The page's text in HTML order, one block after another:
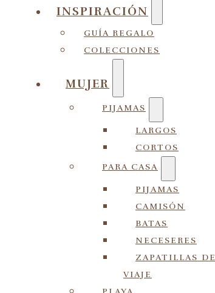
INSPIRACIÓN
GUÍA REGALO
COLECCIONES
MUJER
PIJAMAS
LARGOS
CORTOS
PARA CASA
PIJAMAS
CAMISÓN
BATAS
NECESERES
ZAPATILLAS DE
VIAJE